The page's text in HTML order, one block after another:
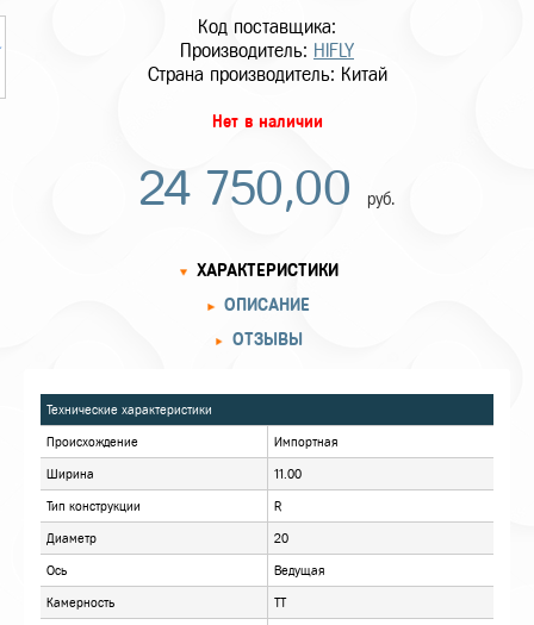
Код поставщика:
Производитель: HIFLY
Страна производитель: Китай
Нет в наличии
24 750,00 руб.
ОПИСАНИЕ
ОТЗЫВЫ